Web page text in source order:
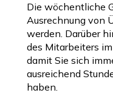
Die wöchentliche
Ausrechnung von
werden. Darüber
des Mitarbeiters im
damit Sie sich
ausreichend
haben.